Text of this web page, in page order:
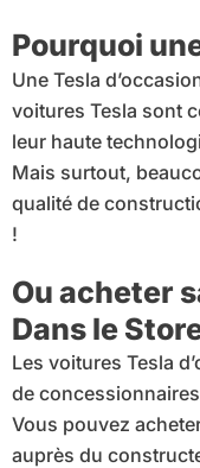
Pourquoi
Une Tesla
voitures Tesla sont
leur haute
Mais surtout,
qualité de
!
Ou acheter
Dans le
Les voitures Tesla
de
Vous pouvez
auprès du